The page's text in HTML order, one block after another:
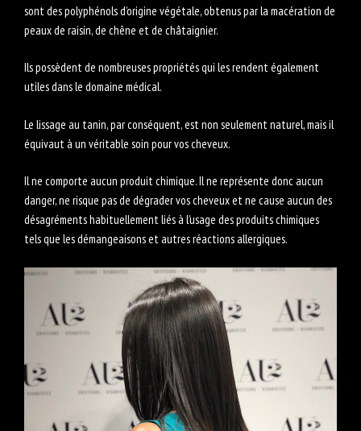
sont des polyphénols d’origine végétale, obtenus par la macération de
peaux de raisin, de chêne et de châtaignier.
Ils possèdent de nombreuses propriétés qui les rendent également
utiles dans le domaine médical.
Le lissage au tanin, par conséquent, est non seulement naturel, mais il
équivaut à un véritable soin pour vos cheveux.
Il ne comporte aucun produit chimique. Il ne représente donc aucun
danger, ne risque pas de dégrader vos cheveux et ne cause aucun des
désagréments habituellement liés à l’usage des produits chimiques
tels que les démangeaisons et autres réactions allergiques.